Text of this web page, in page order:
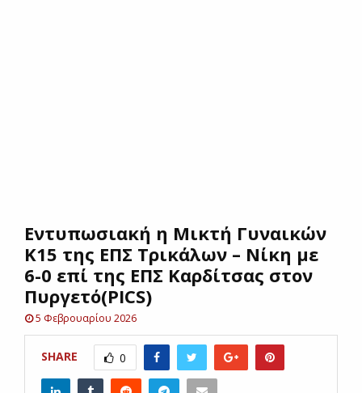
UΕντυπωσιακή η Μικτή Γυναικών
Κ15 της ΕΠΣ Τρικάλων – Νίκη με
6-0 επί της ΕΠΣ Καρδίτσας στον
Πυργετό(PICS)
5 Φεβρουαρίου 2026
SHARE 0